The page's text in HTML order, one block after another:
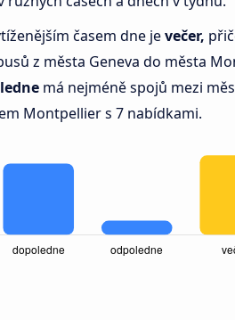
časem dne jevečer,
z města Geneva do města
má nejméně spojů mezi
Montpellier s 7 nabídkami.